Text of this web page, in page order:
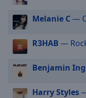
cancel
and
close
window.
Melanie C—
R3HAB —
Benjamin
Harry Styles